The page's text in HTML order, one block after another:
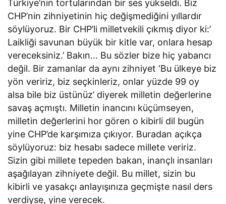
Türkiye’nin tortularından bir ses yükseldi. Biz
CHP’nin zihniyetinin hiç değişmediğini yıllardır
söylüyoruz. Bir CHP’li milletvekili çıkmış diyor ki:’
Laikliği savunan büyük bir kitle var, onlara hesap
vereceksiniz.’ Bakın… Bu sözler bize hiç yabancı
değil. Bir zamanlar da aynı zihniyet ‘Bu ülkeye biz
yön veririz, biz seçkinleriz, onlar yüzde 99 oy
alsa bile biz üstünüz’ diyerek milletin değerlerine
savaş açmıştı. Milletin inancını küçümseyen,
milletin değerlerini hor gören o kibirli dil bugün
yine CHP’de karşımıza çıkıyor. Buradan açıkça
söylüyoruz: biz hesabı sadece millete veririz.
Sizin gibi millete tepeden bakan, inançlı insanları
aşağılayan zihniyete değil. Bu millet, sizin bu
kibirli ve yasakçı anlayışınıza geçmişte nasıl ders
verdiyse, yine verecek.